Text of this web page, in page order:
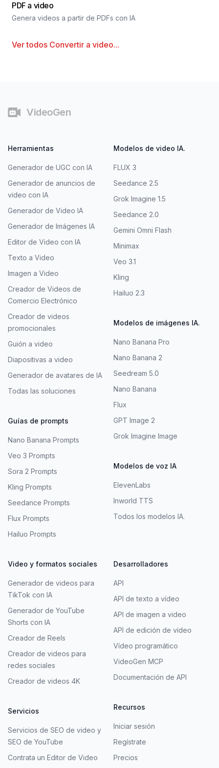
PDF a video
Genera videos a partir de PDFs con IA
Ver todos Convertir a video...
VideoGen
Herramientas
Generador de UGC con IA
Generador de anuncios de
video con IA
Generador de Video IA
Generador de Imágenes IA
Editor de Video con IA
Texto a Video
Imagen a Video
Creador de Videos de
Comercio Electrónico
Creador de videos
promocionales
Guión a video
Diapositivas a video
Generador de avatares de IA
Todas las soluciones
Guías de prompts
Nano Banana Prompts
Veo 3 Prompts
Sora 2 Prompts
Kling Prompts
Seedance Prompts
Flux Prompts
Hailuo Prompts
Modelos de video IA.
FLUX 3
Seedance 2.5
Grok Imagine 1.5
Seedance 2.0
Gemini Omni Flash
Minimax
Veo 3.1
Kling
Hailuo 2.3
Modelos de imágenes IA.
Nano Banana Pro
Nano Banana 2
Seedream 5.0
Nano Banana
Flux
GPT Image 2
Grok Imagine Image
Modelos de voz IA
ElevenLabs
Inworld TTS
Todos los modelos IA.
Video y formatos sociales
Generador de videos para
TikTok con IA
Generador de YouTube
Shorts con IA
Creador de Reels
Creador de videos para
redes sociales
Creador de videos 4K
Servicios
Servicios de SEO de video y
SEO de YouTube
Contrata un Editor de Video
Desarrolladores
API
API de texto a vídeo
API de imagen a video
API de edición de vídeo
Vídeo programático
VideoGen MCP
Documentación de API
Recursos
Iniciar sesión
Regístrate
Precios